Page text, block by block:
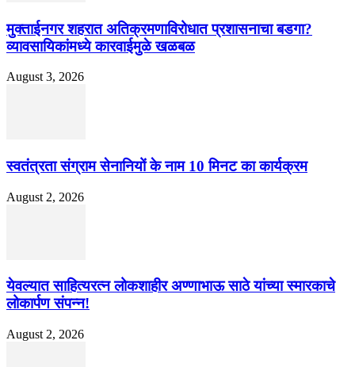
मुक्ताईनगर शहरात अतिक्रमणाविरोधात प्रशासनाचा बडगा?
व्यावसायिकांमध्ये कारवाईमुळे खळबळ
August 3, 2026
स्वतंत्रता संग्राम सेनानियों के नाम 10 मिनट का कार्यक्रम
August 2, 2026
येवल्यात साहित्यरत्न लोकशाहीर अण्णाभाऊ साठे यांच्या स्मारकाचे
लोकार्पण संपन्न!
August 2, 2026